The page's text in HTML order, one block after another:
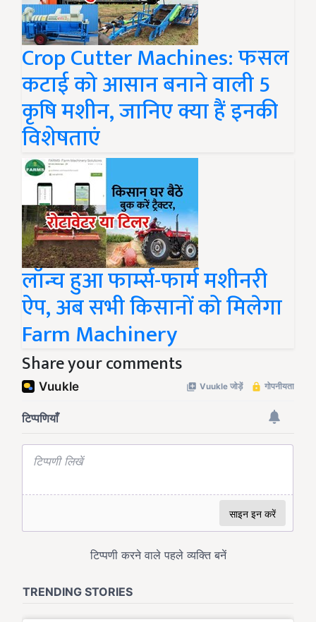
Crop Cutter Machines: फसल
कटाई को आसान बनाने वाली 5
कृषि मशीन, जानिए क्या हैं इनकी
विशेषताएं
लॉन्च हुआ फार्म्स-फार्म मशीनरी
ऐप, अब सभी किसानों को मिलेगा
Farm Machinery
Share your comments